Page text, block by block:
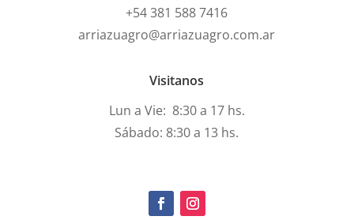
+54 381 588 7416
arriazuagro@arriazuagro.com.ar
Visitanos
Lun a Vie: 8:30 a 17 hs.
Sábado: 8:30 a 13 hs.